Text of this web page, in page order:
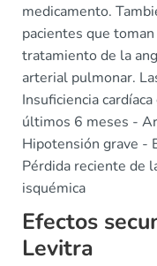
medicamento.
pacientes que
tratamiento de la
arterial pulmonar.
Insuficiencia
últimos 6 meses -
Hipotensión grave -
Pérdida reciente de
isquémica
Efectos
Levitra